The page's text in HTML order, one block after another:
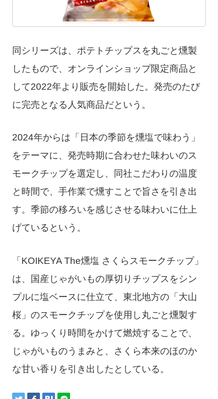
同シリーズは、ポテトチップスを丸ごと燻製
したもので、オンラインショップ限定商品と
して2022年より販売を開始した。発売のたび
に完売となる人気商品だという。
2024年からは「日本の季節を燻塩で味わう」
をテーマに、発売時期に合わせた味わいのス
モークチップを選定し、同社こだわりの温度
と時間で、手作業で燻すことで旨さを引き出
す。季節の移ろいを感じさせる味わいに仕上
げているという。
「KOIKEYA The燻塩 さくらスモークチップ」
は、国産じゃがいもの厚切りチップスをシン
プルに塩ベースに仕立て、東北地方の「大山
桜」のスモークチップを使用し丸ごと燻製す
る。ゆっくり時間をかけて燃焼することで、
じゃがいものうまみと、さくら本来のほのか
な甘い香りを引き出したとしている。